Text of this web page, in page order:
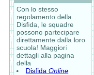
Con lo stesso
regolamento della
Disfida, le squadre
possono partecipare
direttamente dalla loro
scuola! Maggiori
dettagli alla pagina
della
Disfida Online